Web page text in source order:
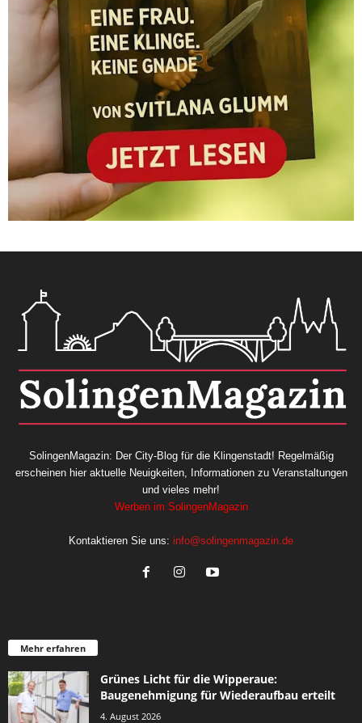
SolingenMagazin: Der City-Blog für die Klingenstadt! Regelmäßig
erscheinen hier aktuelle Neuigkeiten, Informationen zu Veranstaltungen
und vieles mehr!
Werben im SolingenMagazin
Kontaktieren Sie uns: info@solingenmagazin.de
Mehr erfahren
Grünes Licht für die Wipperaue:
Baugenehmigung für Wiederaufbau erteilt
4. August 2026